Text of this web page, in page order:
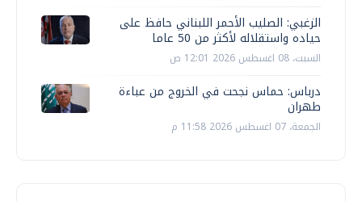
الزغبي: الصليب الأحمر اللبناني حافظ على
حياده واستقلاله لأكثر من 50 عاما
السبت، 08 اغسطس 2026 12:01 ص
درباس: حماس نجحت في الخروج من عباءة
طهران
الجمعة، 07 اغسطس 2026 11:58 م